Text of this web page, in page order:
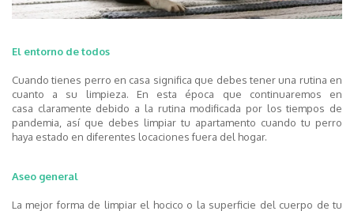
El entorno de todos
Cuando tienes perro en casa significa que debes tener una rutina en
cuanto a su limpieza. En esta época
que continuaremos en
casa claramente debido a la rutina modificada por lostiempos de
pandemia, así que debes limpiar tu apartamento cuando tu perro
haya estado en diferentes locaciones fuera del hogar.
Aseo general
La mejor forma de limpiar el hocico o la superficie del cuerpo de tu